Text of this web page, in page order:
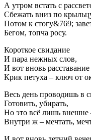
А утром встать с
Сбежать вниз по
Потом к стогу&769;
Бегом, топча росу.
Короткое свидание
И пара нежных слов,
И вот вновь расставание
Крик петуха – ключ от
Весь день проводишь в
Готовить, убирать,
Но это всё лишь внешне
Внутри ж – мечтать,